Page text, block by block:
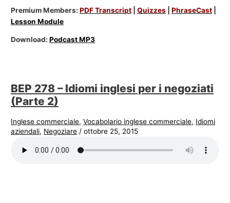
Premium Members:PDF Transcript |Quizzes |PhraseCast
Lesson Module
Download:Podcast MP3
BEP 278 – Idiomi inglesi per i negoziati
(Parte 2)
Inglese commerciale,Vocabolario inglese commerciale, Idiomi
aziendali, Negoziare /ottobre 25, 2015